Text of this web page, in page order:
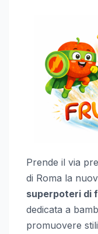
Prende il via
di Roma la
superpoteri di
dedicata a
promuovere